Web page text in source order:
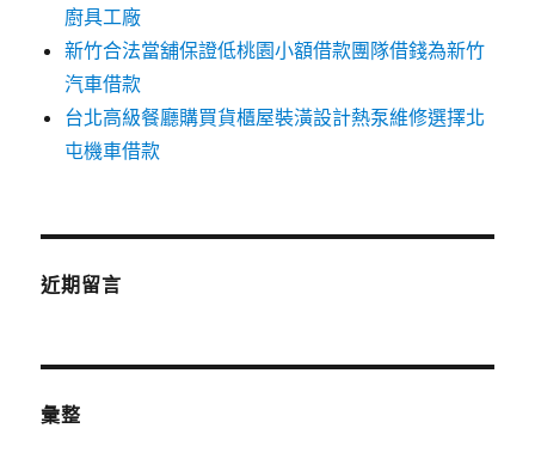
廚具工廠
新竹合法當舖保證低桃園小額借款團隊借錢為新竹
汽車借款
台北高級餐廳購買貨櫃屋裝潢設計熱泵維修選擇北
屯機車借款
近期留言
彙整